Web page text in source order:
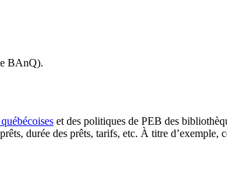
BAnQ).
et des politiques de PEB des
durée des prêts, tarifs, etc. À titre d’exemple,